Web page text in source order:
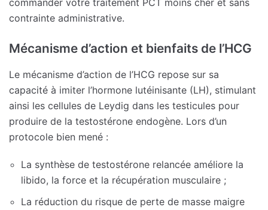
contrainte administrative.
Mécanisme d’action et bienfaits de l’HCG
Le mécanisme d’action de l’HCG repose sur sa
capacité à imiter l’hormone lutéinisante (LH), stimulant
ainsi les cellules de Leydig dans les testicules pour
produire de la testostérone endogène. Lors d’un
protocole bien mené :
La synthèse de testostérone relancée améliore la
libido, la force et la récupération musculaire ;
La réduction du risque de perte de masse maigre